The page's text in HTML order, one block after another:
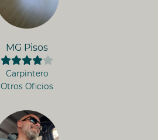
MG Pisos
Carpintero
Otros Oficios